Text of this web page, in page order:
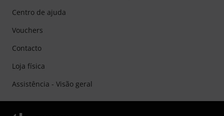
Centro de ajuda
Vouchers
Contacto
Loja física
Assistência - Visão geral